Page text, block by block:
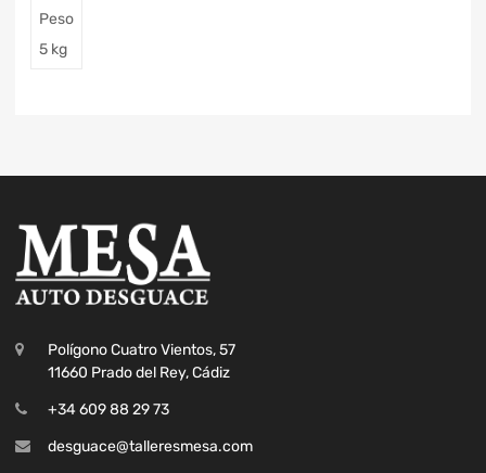
Peso
5 kg
Polígono Cuatro Vientos, 57
11660 Prado del Rey, Cádiz
+34 609 88 29 73
desguace@talleresmesa.com